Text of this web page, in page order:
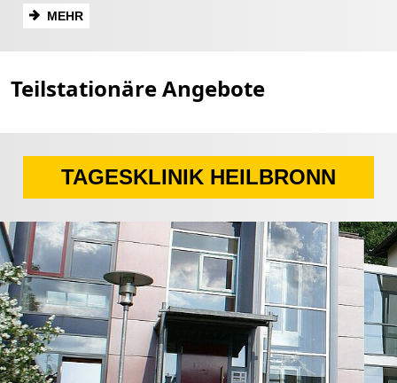
MEHR
Teilstationäre Angebote
TAGESKLINIK HEILBRONN